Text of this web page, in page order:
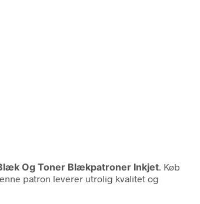
Og Toner Blækpatroner Inkjet . Køb
patron leverer utrolig kvalitet og